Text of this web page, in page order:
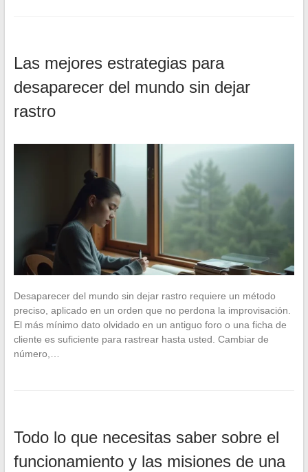
Las mejores estrategias para
desaparecer del mundo sin dejar
rastro
Desaparecer del mundo sin dejar rastro requiere un método
preciso, aplicado en un orden que no perdona la improvisación.
El más mínimo dato olvidado en un antiguo foro o una ficha de
cliente es suficiente para rastrear hasta usted. Cambiar de
número,…
Todo lo que necesitas saber sobre el
funcionamiento y las misiones de una